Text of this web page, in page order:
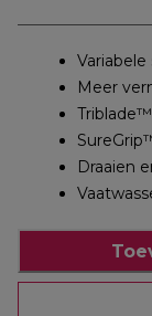
Variabele
Meer
Draaien